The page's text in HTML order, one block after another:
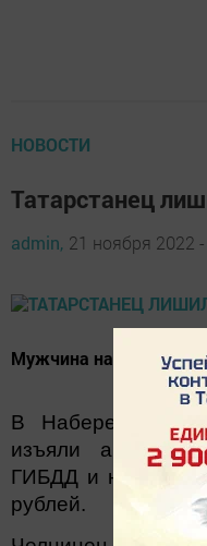
НОВОСТИ
Татарстанец
admin, 21 ноября 2022
Мужчина накопил
В Набережных
изъяли
ГИБДД и налогов
рублей.